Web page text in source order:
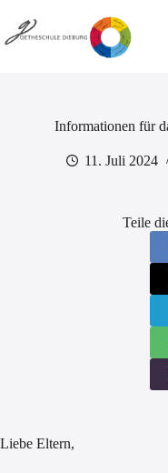
Inhalt
springen
Informationen für
11. Juli 2024
Teile
Liebe Eltern,